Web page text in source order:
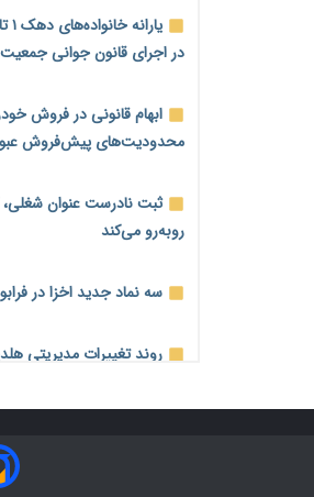
درآمد کارگزاری‌ها چقدر
در فضای مجازی را تکذیب کرد
بیکاری ۷ درصدی روی کاغذ؛ آیا در واقعیت هم این چنین است؟
روز خبرنگار؛ مطالبه‌ای
امنیت شغلی
زائران اربعین نگران ارز
صرافی‌ها
در اجرای قانون جوانی جمعیت
ابهام قانونی در فروش
محدودیت‌های پیش‌فروش
ثبت نادرست عنوان شغلی،
روبه‌رو می‌کند
سه نماد جدید اخزا در
روند تغییرات مدیریتی
هشدار
پرداخت را به بازنشستگی